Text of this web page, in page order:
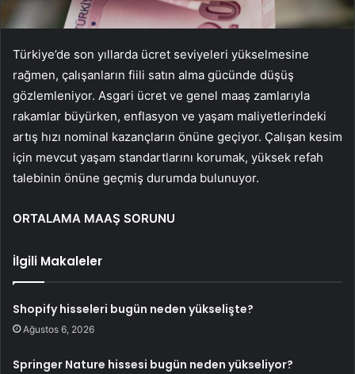
Türkiye’de son yıllarda ücret seviyeleri yükselmesine
rağmen, çalışanların fiili satın alma gücünde düşüş
gözlemleniyor. Asgari ücret ve genel maaş zamlarıyla
rakamlar büyürken, enflasyon ve yaşam maliyetlerindeki
artış hızı nominal kazançların önüne geçiyor. Çalışan kesim
için mevcut yaşam standartlarını korumak, yüksek refah
talebinin önüne geçmiş durumda bulunuyor.
ORTALAMA MAAŞ SORUNU
İlgili Makaleler
Shopify hisseleri bugün neden yükselişte?
Ağustos 6, 2026
Springer Nature hissesi bugün neden yükseliyor?